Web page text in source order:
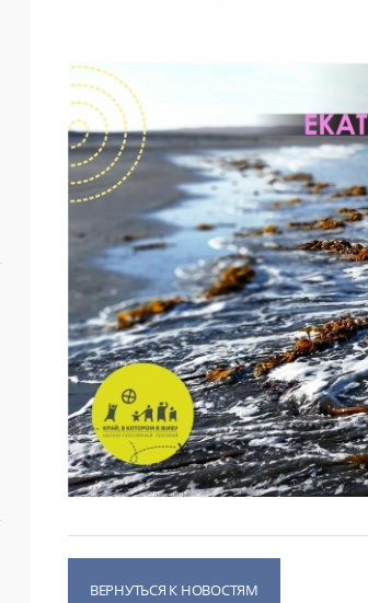
ВЕРНУТЬСЯ К НОВОСТЯМ